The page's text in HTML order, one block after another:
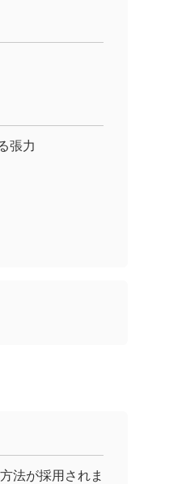
張力
法が採用されま